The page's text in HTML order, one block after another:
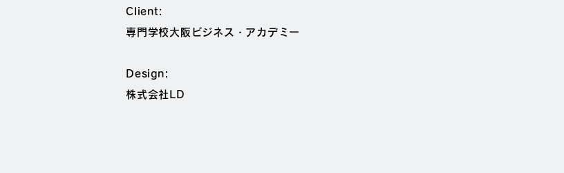
Client:
専門学校大阪ビジネス・アカデミー
Design:
株式会社LD